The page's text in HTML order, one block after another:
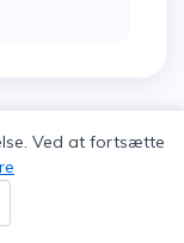
præferencer